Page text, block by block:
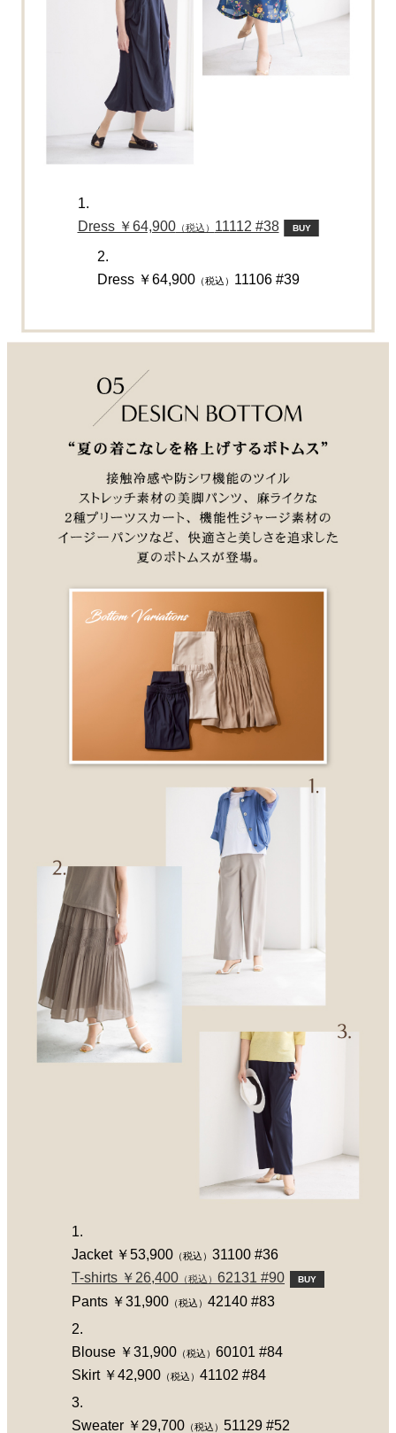
1.
Dress ￥64,900（税込） 11112 #38 BUY
2.
Dress ￥64,900（税込） 11106 #39
1.
Jacket ￥53,900 （税込） 31100 #36
T-shirts ￥26,400 （税込） 62131 #90 BUY
Pants ￥31,900 （税込） 42140 #83
2.
Blouse ￥31,900 （税込） 60101 #84
Skirt ￥42,900 （税込） 41102 #84
3.
Sweater ￥29,700 （税込） 51129 #52